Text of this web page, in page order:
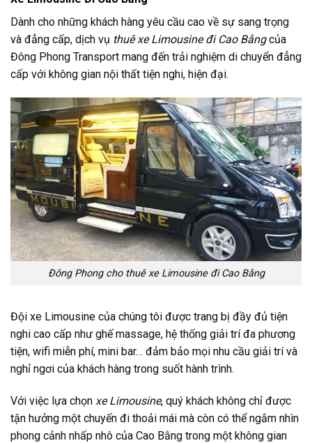
Dành cho những khách hàng yêu cầu cao về sự sang trọng
và đẳng cấp, dịch vụ thuê xe Limousine đi Cao Bằngcủa
Đông Phong Transport mang đến trải nghiệm di chuyển đẳng
cấp với không gian nội thất tiện nghi, hiện đại.
Đông Phong cho thuê xe Limousine đi Cao Bằng
Đội xe Limousine của chúng tôi được trang bị đầy đủ tiện
nghi cao cấp như ghế massage, hệ thống giải trí đa phương
tiện, wifi miễn phí, mini bar… đảm bảo mọi nhu cầu giải trí và
nghỉ ngơi của khách hàng trong suốt hành trình.
Với việc lựa chọn xe Limousine, quý khách không chỉ được
tận hưởng một chuyến đi thoải mái mà còn có thể ngắm nhìn
phong cảnh nhấp nhô của Cao Bằng trong một không gian